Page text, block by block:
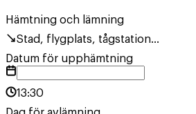
Hämtning och lämning
Stad, flygplats, tågstation...
Datum för upphämtning
13:30